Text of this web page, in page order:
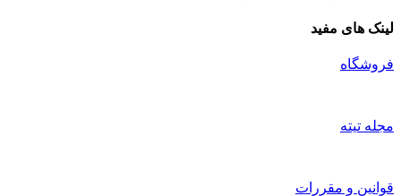
لینک های مفید
فروشگاه
مجله تیته
قوانین و مقررات